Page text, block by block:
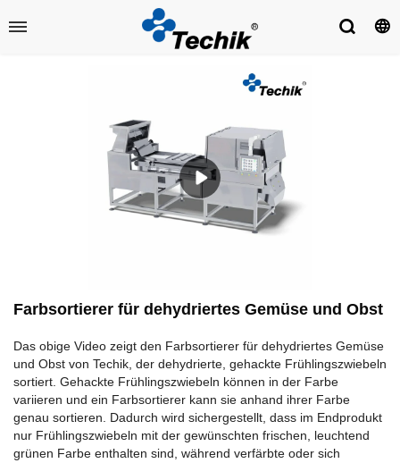
Farbsortierer für dehydriertes Gemüse und Obst
Das obige Video zeigt den Farbsortierer für dehydriertes Gemüse
und Obst von Techik, der dehydrierte, gehackte Frühlingszwiebeln
sortiert. Gehackte Frühlingszwiebeln können in der Farbe
variieren und ein Farbsortierer kann sie anhand ihrer Farbe
genau sortieren. Dadurch wird sichergestellt, dass im Endprodukt
nur Frühlingszwiebeln mit der gewünschten frischen, leuchtend
grünen Farbe enthalten sind, während verfärbte oder sich